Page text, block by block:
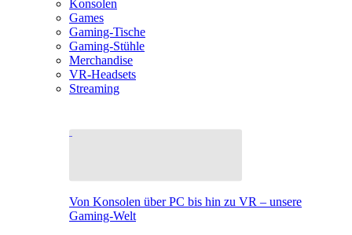
Konsolen
Games
Gaming-Tische
Gaming-Stühle
Merchandise
VR-Headsets
Streaming
Von Konsolen über PC bis hin zu VR – unsere
Gaming-Welt